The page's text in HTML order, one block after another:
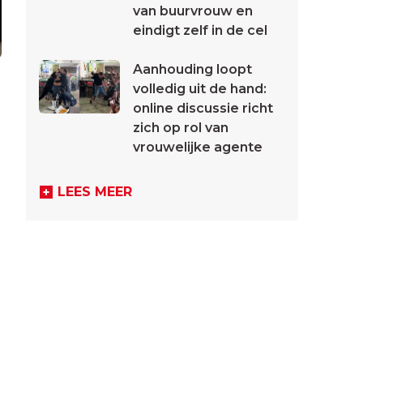
van buurvrouw en
eindigt zelf in de cel
Aanhouding loopt
volledig uit de hand:
online discussie richt
zich op rol van
vrouwelijke agente
LEES MEER